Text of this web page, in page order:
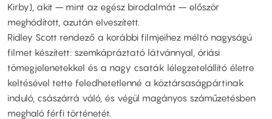
Kirby), akit – mint az egész birodalmát – először
meghódított, azután elveszített.
Ridley Scott rendező a korábbi filmjeihez méltó nagyságú
filmet készített: szemkápráztató látvánnyal, óriási
tömegjelenetekkel és a nagy csaták lélegzetelállító életre
keltésével tette feledhetetlenné a köztársaságpártinak
induló, császárrá váló, és végül magányos száműzetésben
meghaló férfi történetét.